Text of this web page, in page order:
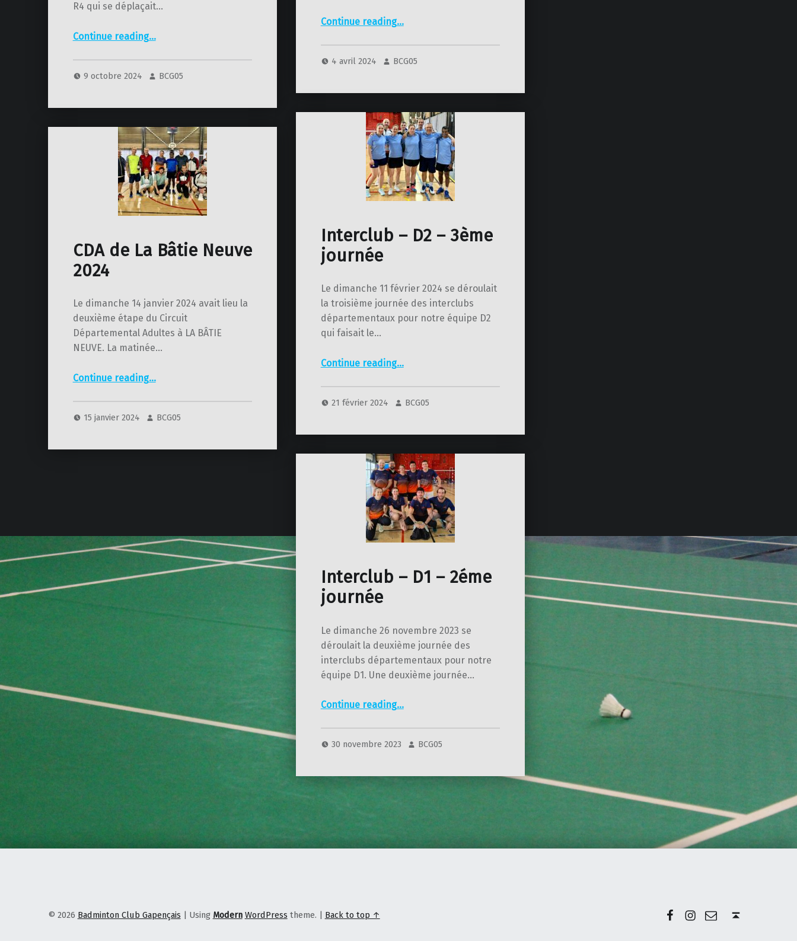
R4 qui se déplaçait…
Continue reading“Interclubs – R4 – 1ère journée”
…
9 octobre 2024 BCG05
Continue reading
“Bâtie Bad’ Tour 2024”
…
4 avril 2024 BCG05
Interclub – D2 – 3ème
journée
Le dimanche 11 février 2024 se déroulait
la troisième journée des interclubs
départementaux pour notre équipe D2
qui faisait le…
Continue reading“Interclub – D2 – 3ème journée”
…
21 février 2024 BCG05
CDA de La Bâtie Neuve
2024
Le dimanche 14 janvier 2024 avait lieu la
deuxième étape du Circuit
Départemental Adultes à LA BÂTIE
NEUVE. La matinée…
Continue reading“CDA de La Bâtie Neuve 2024”
…
15 janvier 2024 BCG05
Interclub – D1 – 2éme
journée
Le dimanche 26 novembre 2023 se
déroulait la deuxième journée des
interclubs départementaux pour notre
équipe D1. Une deuxième journée…
Continue reading“Interclub – D1 – 2éme journée”
…
30 novembre 2023 BCG05
© 2026 Badminton Club Gapençais | Using Modern WordPress theme. | Back to top ↑